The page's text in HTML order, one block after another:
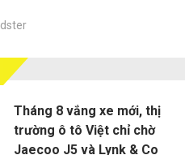
Tháng 8 vắng xe mới, thị
trường ô tô Việt chỉ chờ
Jaecoo J5 và Lynk & Co